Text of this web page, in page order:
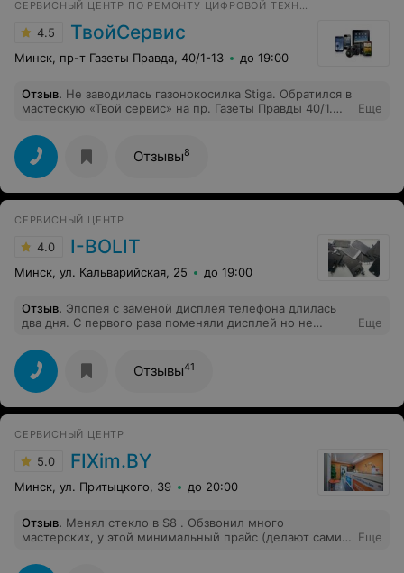
выносит вердикт не глядя, в-третьих,специально
завышают сроки выполнения работы!!!
4.5 ТвойСервис
Минск, пр-т Газеты Правда, 40/1-13 до 19:00
Отзыв. Не заводилась газонокосилка Stiga. Обратился в
мастескую «Твой сервис» на пр. Газеты Правды 40/1.
на месте. Оперативно, вежливо. Спасибо за помощь.
Еще
Отзывы8
СЕРВИСНЫЙ ЦЕНТР
4.0 I-BOLIT
Минск, ул. Кальварийская, 25 до 19:00
Отзыв. Эпопея с заменой дисплея телефона длилась
два дня. С первого раза поменяли дисплей но не
день опять. В итоге: потратил много времени на езду
туда сюда, фронтальная камера оказалась изнутри вся
покрыта пылью, защитная пленка дисплея, ими же
наклеенная имеет повреждение на изгибе дисплея,
датчик освещения практически не работает. Максимум
простеньких телефонов.
Еще
Отзывы41
СЕРВИСНЫЙ ЦЕНТР
5.0 FIXim.BY
Минск, ул. Притыцкого, 39 до 20:00
Отзыв. Менял стекло в S8 . Обзвонил много
мастерских, у этой минимальный прайс (делают сами
камней" в цену включены и работы и само стекло.
Еще